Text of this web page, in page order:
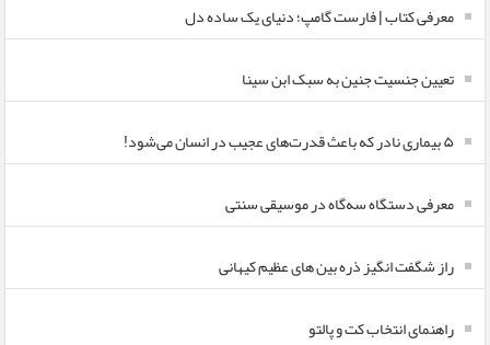
معرفی کتاب | فارست گامپ؛ دنیای یک ساده دل
تعیین جنسیت جنین به سبک ابن سینا
۵ بیماری نادر که باعث قدرت‌های عجیب در انسان می‌شود!
معرفی دستگاه سه‌گاه در موسیقی سنتی
راز شگفت انگیز ذره بین های عظیم کیهانی
راهنمای انتخاب کت و پالتو